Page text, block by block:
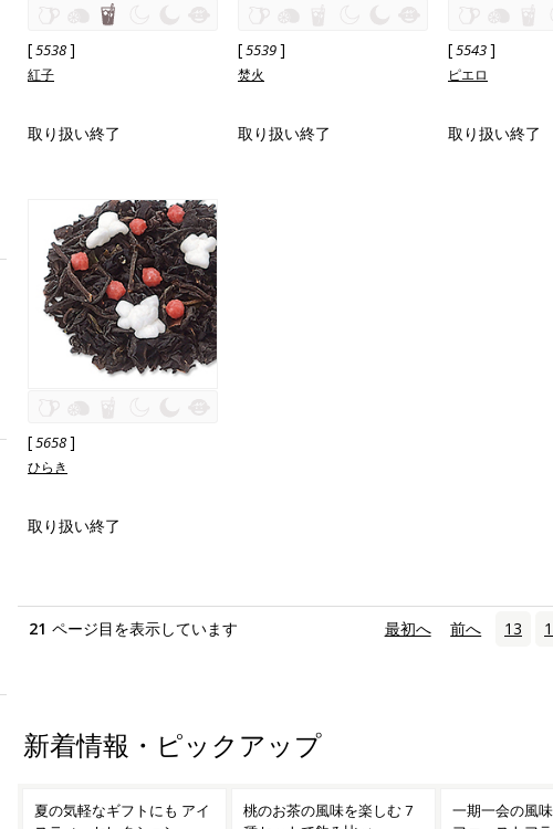
[5538]
紅子
取り扱い終了
[5539]
焚火
取り扱い終了
[5543]
ピエロ
取り扱い終了
[5658]
ひらき
取り扱い終了
21 ページ目を表示しています 最初へ 前へ 13
新着情報・ピックアップ
桃のお茶の風味を楽しむ 7
一期一会の風味 ダージリン
ヒマラヤ山脈